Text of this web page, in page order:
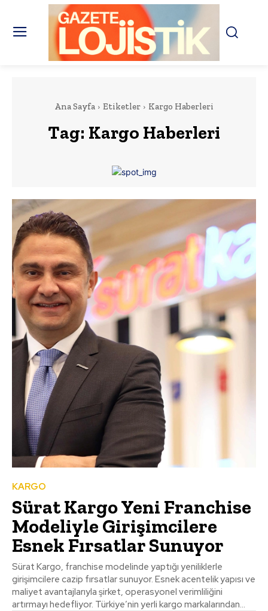
Ana Sayfa Etiketler Kargo Haberleri
Tag: Kargo Haberleri
KARGO
Sürat Kargo Yeni Franchise
Modeliyle Girişimcilere
Esnek Fırsatlar Sunuyor
Sürat Kargo, franchise modelinde yaptığı yeniliklerle
girişimcilere cazip fırsatlar sunuyor. Esnek acentelik yapısı ve
maliyet avantajlarıyla şirket, operasyonel verimliliğini
artırmayı hedefliyor. Türkiye’nin yerli kargo markalarından...